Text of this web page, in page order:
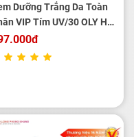
Dưỡng Trắng Da Toàn
VIP Tím UV/30 OLY HT